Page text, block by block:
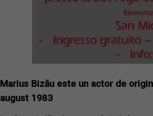
Marius Bizău este un actor de
august 1983